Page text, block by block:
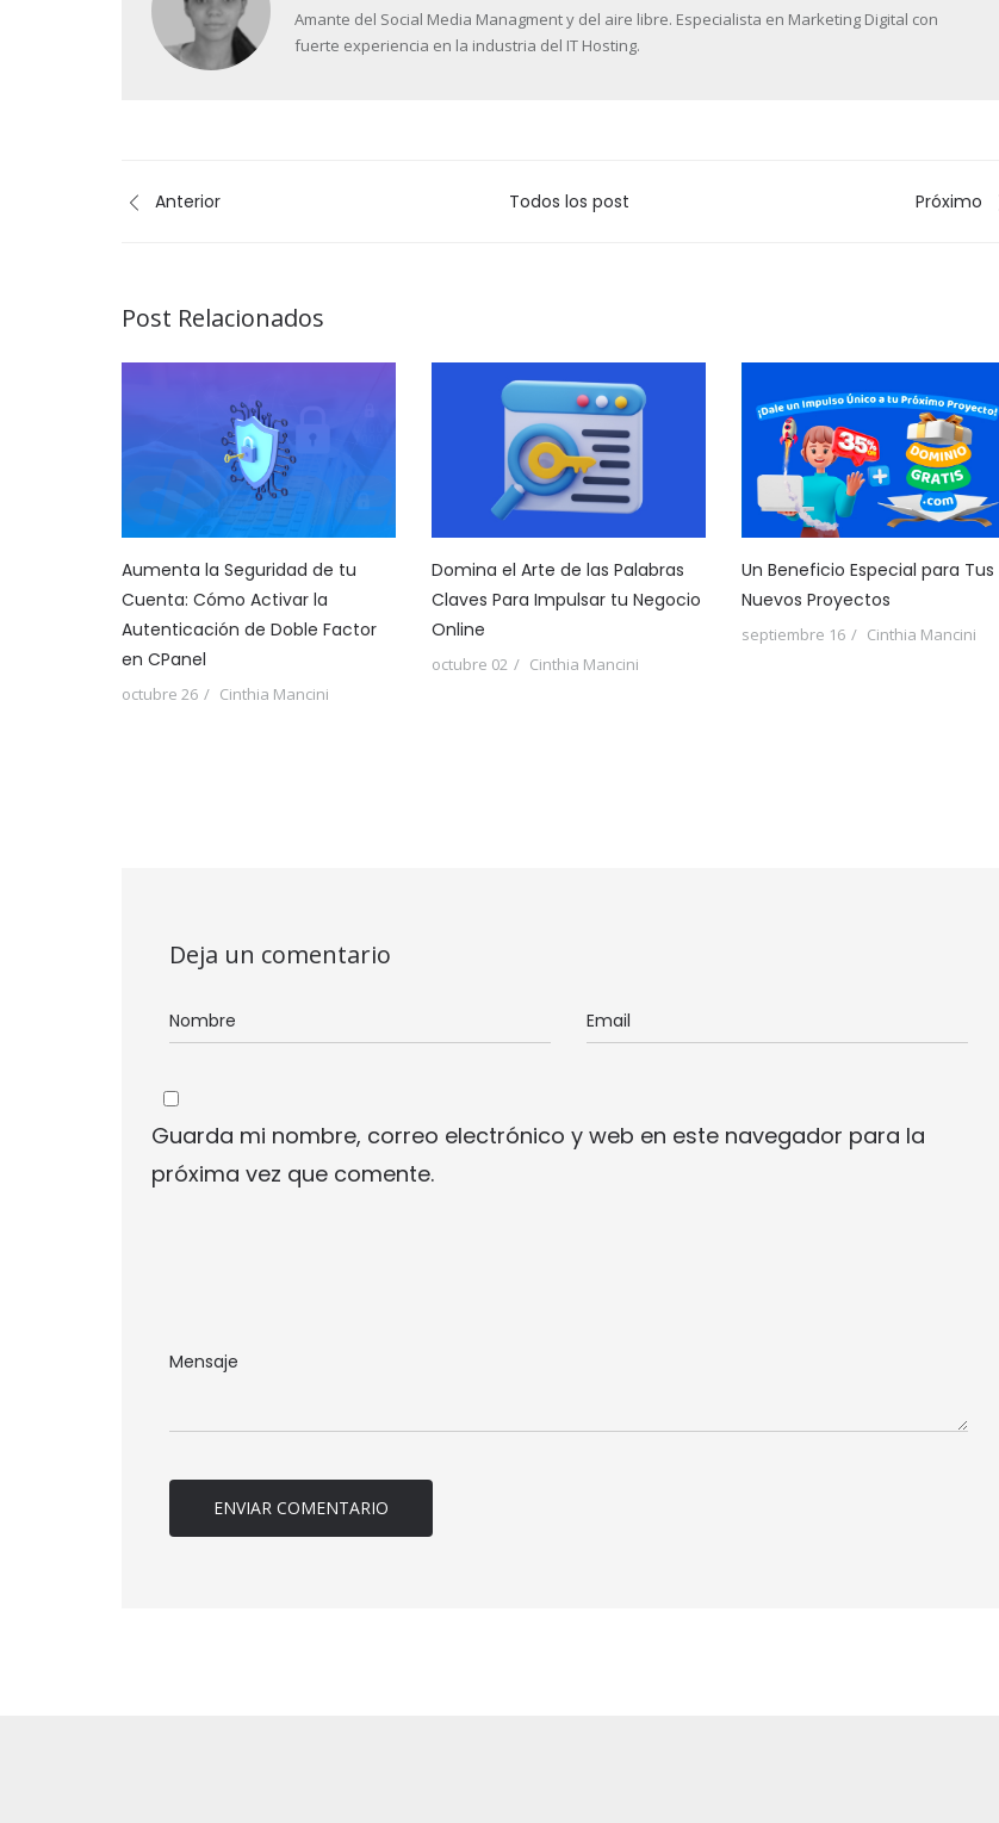
Amante del Social Media Managment y del aire libre. Especialista en Marketing Digital con
fuerte experiencia en la industria del IT Hosting.
Anterior Todos los post Próximo
Post Relacionados
Aumenta la Seguridad de tu
Cuenta: Cómo Activar la
Autenticación de Doble Factor
en CPanel
octubre 26 Cinthia Mancini
Domina el Arte de las Palabras
Claves Para Impulsar tu Negocio
Online
octubre 02 Cinthia Mancini
Un Beneficio Especial para Tus
Nuevos Proyectos
septiembre 16 Cinthia Mancini
Deja un comentario
Guarda mi nombre, correo electrónico y web en este navegador para la
próxima vez que comente.